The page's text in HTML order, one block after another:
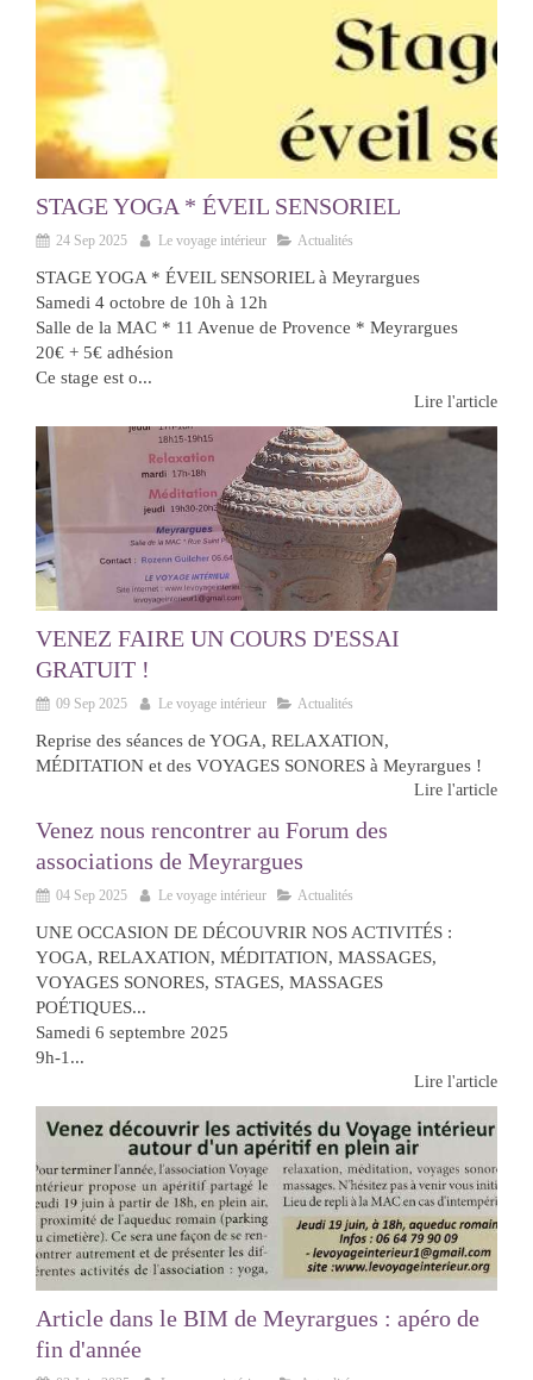
STAGE YOGA * ÉVEIL SENSORIEL
24 Sep 2025 Le voyage intérieur Actualités
STAGE YOGA * ÉVEIL SENSORIEL à Meyrargues
Samedi 4 octobre de 10h à 12h
Salle de la MAC * 11 Avenue de Provence * Meyrargues
20€ + 5€ adhésion
Ce stage est o...
Lire l'article
VENEZ FAIRE UN COURS D'ESSAI
GRATUIT !
09 Sep 2025 Le voyage intérieur Actualités
Reprise des séances de YOGA, RELAXATION,
MÉDITATION et des VOYAGES SONORES à Meyrargues !
Lire l'article
Venez nous rencontrer au Forum des
associations de Meyrargues
04 Sep 2025 Le voyage intérieur Actualités
UNE OCCASION DE DÉCOUVRIR NOS ACTIVITÉS :
YOGA, RELAXATION, MÉDITATION, MASSAGES,
VOYAGES SONORES, STAGES, MASSAGES
POÉTIQUES...
Samedi 6 septembre 2025
9h-1...
Lire l'article
Article dans le BIM de Meyrargues : apéro de
fin d'année